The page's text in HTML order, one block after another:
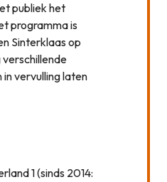
publiek het
programma is
Sinterklaas op
vervulling laten
1 (sinds 2014: